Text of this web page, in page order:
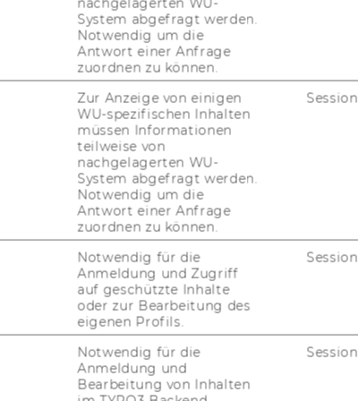
in der Sank­ti­ons­fra­ge nicht ge­
auf­tre­ten, wird Putin dies zu
vom 8. April 2022
System abgefragt werden.
Notwendig um die
Antwort einer Anfrage
zuordnen zu können.
Zur Anzeige von einigen
WU-spezifischen Inhalten
müssen Informationen
teilweise von
nachgelagerten WU-
System abgefragt werden.
Notwendig um die
Antwort einer Anfrage
zuordnen zu können.
Session
Notwendig für die
Anmeldung und Zugriff
auf geschützte Inhalte
oder zur Bearbeitung des
eigenen Profils.
Session
Notwendig für die
Anmeldung und
Bearbeitung von Inhalten
Session